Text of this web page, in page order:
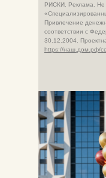
РИСКИ. Реклама. Не
Привлечение
соответствии с
30.12.2004.
https://наш.дом.рф/